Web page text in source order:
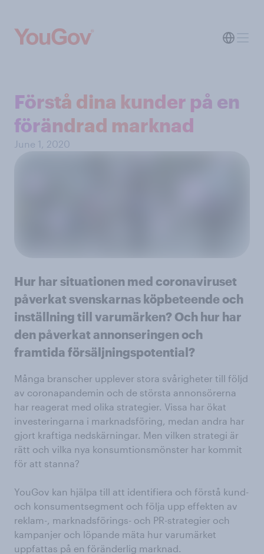
Förstå dina kunder på en
förändrad marknad
June 1, 2020
Hur har situationen med coronaviruset
påverkat svenskarnas köpbeteende och
inställning till varumärken? Och hur har
den påverkat annonseringen och
framtida försäljningspotential?
Många branscher upplever stora svårigheter till följd
av coronapandemin och de största annonsörerna
har reagerat med olika strategier. Vissa har ökat
investeringarna i marknadsföring, medan andra har
gjort kraftiga nedskärningar. Men vilken strategi är
rätt och vilka nya konsumtionsmönster har kommit
för att stanna?
YouGov kan hjälpa till att identifiera och förstå kund-
och konsumentsegment och följa upp effekten av
reklam-, marknadsförings- och PR-strategier och
kampanjer och löpande mäta hur varumärket
uppfattas på en föränderlig marknad.